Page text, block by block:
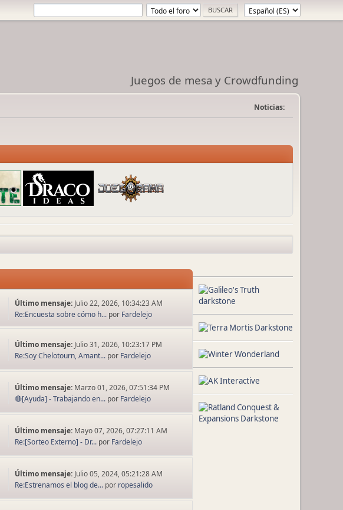
Juegos de mesa y Crowdfunding
Noticias:
Último mensaje: Julio 22, 2026, 10:34:23 AM
Re:Encuesta sobre cómo h... por Fardelejo
Último mensaje: Julio 31, 2026, 10:23:17 PM
Re:Soy Chelotourn, Amant... por Fardelejo
Último mensaje: Marzo 01, 2026, 07:51:34 PM
🔴[Ayuda] - Trabajando en... por Fardelejo
Último mensaje: Mayo 07, 2026, 07:27:11 AM
Re:[Sorteo Externo] - Dr... por Fardelejo
Último mensaje: Julio 05, 2024, 05:21:28 AM
Re:Estrenamos el blog de... por ropesalido